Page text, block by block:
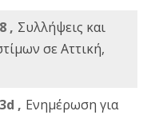
, Συλλήψεις και
σε Αττική,
, Ενημέρωση για